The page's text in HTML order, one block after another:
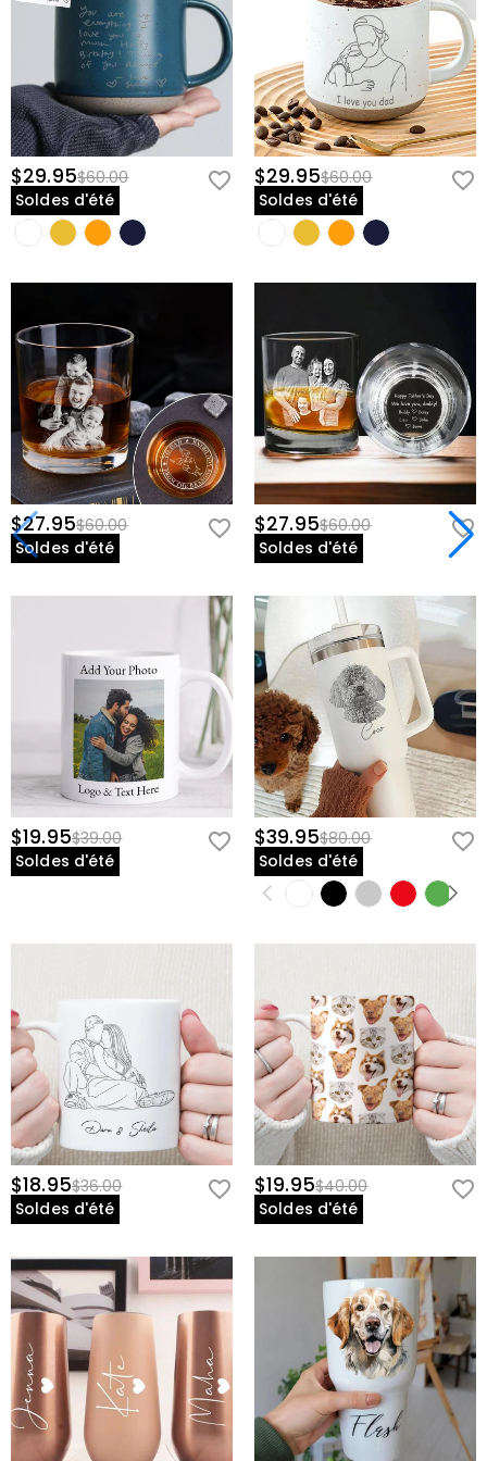
$29.95$60.00
Soldes d'été
$29.95$60.00
Soldes d'été
$27.95$60.00
Soldes d'été
$27.95$60.00
Soldes d'été
$19.95$39.00
Soldes d'été
$39.95$80.00
Soldes d'été
$18.95$36.00
Soldes d'été
$19.95$40.00
Soldes d'été